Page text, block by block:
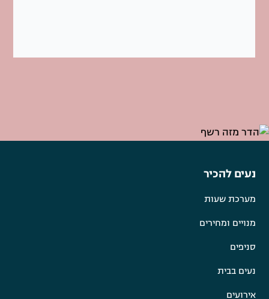
נעים להכיר
מערכת שעות
מנויים ומחירים
סניפים
נעים בבית
אירועים